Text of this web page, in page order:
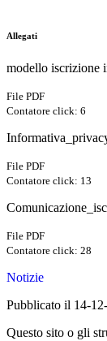
Allegati
modello iscrizione
File PDF
Contatore click: 6
File PDF
Contatore click: 13
File PDF
Contatore click: 28
Notizie
Pubblicato il 14-
Questo sito o gli